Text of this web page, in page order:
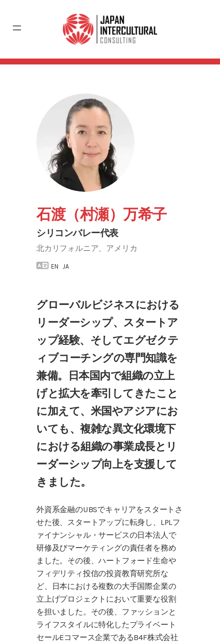
石渡（村瀬）万希子
シリコンバレー代表
北カリフォルニア、アメリカ
EN JA
グローバルビジネスにおける
リーダーシップ、スタートア
ップ経験、そしてエグゼクテ
ィブコーチングの専門知識を
兼備。日本国内で組織の立上
げと拡大を牽引してきたこと
に加えて、米国やアジアにお
いても、複雑な異文化環境下
における組織の事業成長とリ
ーダーシップ向上を支援して
きました。
外資系金融のUBSでキャリアをスタートさ
せた後、スタートアップに転身し、LPLフ
ァイナンシャル・サービスの日本法人で
研修及びマーケティングの責任者を務め
ました。その後、ハートフォード生命や
フィデリティ投信の投資教育研究所な
ど、日本における複数の大手国際企業の
立上げプロジェクトにおいて重要な役割
を担いました。その後、ファッションと
ライフスタイルに特化したプライベート
セールEコマース企業であるB4F株式会社